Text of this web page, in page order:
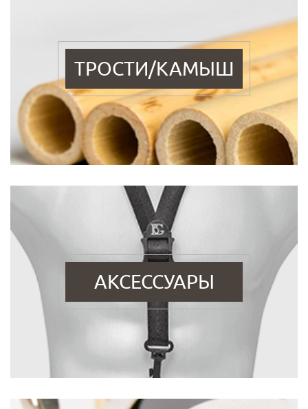
ТРОСТИ/КАМЫШ
АКСЕССУАРЫ